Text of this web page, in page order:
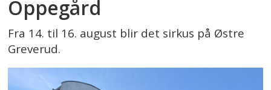
Oppegård
Fra 14. til 16. august blir det sirkus på Østre
Greverud.